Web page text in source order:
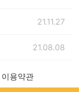
21.11.27
21.08.08
이용약관